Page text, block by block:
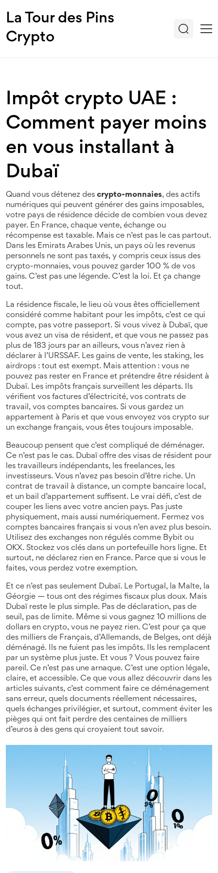
La Tour des Pins
Crypto
Impôt crypto UAE :
Comment payer moins
en vous installant à
Dubaï
Quand vous détenez des crypto-monnaies, des actifs
numériques qui peuvent générer des gains imposables,
votre pays de résidence décide de combien vous devez
payer. En France, chaque vente, échange ou
récompense est taxable. Mais ce n’est pas le cas partout.
Dans les Emirats Arabes Unis, un pays où les revenus
personnels ne sont pas taxés, y compris ceux issus des
crypto-monnaies, vous pouvez garder 100 % de vos
gains. C’est pas une légende. C’est la loi. Et ça change
tout.
La résidence fiscale, le lieu où vous êtes officiellement
considéré comme habitant pour les impôts, c’est ce qui
compte, pas votre passeport. Si vous vivez à Dubaï, que
vous avez un visa de résident, et que vous ne passez pas
plus de 183 jours par an ailleurs, vous n’avez rien à
déclarer à l’URSSAF. Les gains de vente, les staking, les
airdrops : tout est exempt. Mais attention : vous ne
pouvez pas rester en France et prétendre être résident à
Dubaï. Les impôts français surveillent les départs. Ils
vérifient vos factures d’électricité, vos contrats de
travail, vos comptes bancaires. Si vous gardez un
appartement à Paris et que vous envoyez vos crypto sur
un exchange français, vous êtes toujours imposable.
Beaucoup pensent que c’est compliqué de déménager.
Ce n’est pas le cas. Dubaï offre des visas de résident pour
les travailleurs indépendants, les freelances, les
investisseurs. Vous n’avez pas besoin d’être riche. Un
contrat de travail à distance, un compte bancaire local,
et un bail d’appartement suffisent. Le vrai défi, c’est de
couper les liens avec votre ancien pays. Pas juste
physiquement, mais aussi numériquement. Fermez vos
comptes bancaires français si vous n’en avez plus besoin.
Utilisez des exchanges non régulés comme Bybit ou
OKX. Stockez vos clés dans un portefeuille hors ligne. Et
surtout, ne déclarez rien en France. Parce que si vous le
faites, vous perdez votre exemption.
Et ce n’est pas seulement Dubaï. Le Portugal, la Malte, la
Géorgie — tous ont des régimes fiscaux plus doux. Mais
Dubaï reste le plus simple. Pas de déclaration, pas de
seuil, pas de limite. Même si vous gagnez 10 millions de
dollars en crypto, vous ne payez rien. C’est pour ça que
des milliers de Français, d’Allemands, de Belges, ont déjà
déménagé. Ils ne fuient pas les impôts. Ils les remplacent
par un système plus juste. Et vous ? Vous pouvez faire
pareil. Ce n’est pas une arnaque. C’est une option légale,
claire, et accessible. Ce que vous allez découvrir dans les
articles suivants, c’est comment faire ce déménagement
sans erreur, quels documents réellement nécessaires,
quels échanges privilégier, et surtout, comment éviter les
pièges qui ont fait perdre des centaines de milliers
d’euros à des gens qui croyaient tout savoir.